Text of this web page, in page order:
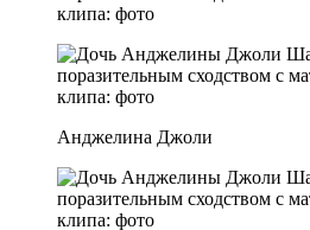
Анджелина Джоли